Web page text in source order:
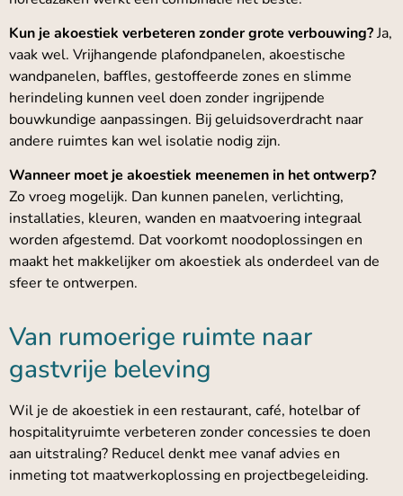
Kun je akoestiek verbeteren zonder grote verbouwing?Ja,
vaak wel. Vrijhangende plafondpanelen, akoestische
wandpanelen, baffles, gestoffeerde zones en slimme
herindeling kunnen veel doen zonder ingrijpende
bouwkundige aanpassingen. Bij geluidsoverdracht naar
andere ruimtes kan wel isolatie nodig zijn.
Wanneer moet je akoestiek meenemen in het ontwerp?
Zo vroeg mogelijk. Dan kunnen panelen, verlichting,
installaties, kleuren, wanden en maatvoering integraal
worden afgestemd. Dat voorkomt noodoplossingen en
maakt het makkelijker om akoestiek als onderdeel van de
sfeer te ontwerpen.
Van rumoerige ruimte naar
gastvrije beleving
Wil je de akoestiek in een restaurant, café, hotelbar of
hospitalityruimte verbeteren zonder concessies te doen
aan uitstraling? Reducel denkt mee vanaf advies en
inmeting tot maatwerkoplossing en projectbegeleiding.